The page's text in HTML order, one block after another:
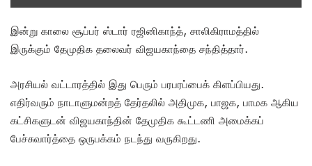
இன்று காலை சூப்பர் ஸ்டார் ரஜினிகாந்த், சாலிகிராமத்தில்
இருக்கும் தேமுதிக தலைவர் விஜயகாந்தை சந்தித்தார்.
அரசியல் வட்டாரத்தில் இது பெரும் பரபரப்பைக் கிளப்பியது.
எதிர்வரும் நாடாளுமன்றத் தேர்தலில் அதிமுக, பாஜக, பாமக ஆகிய
கட்சிகளுடன் விஜயகாந்தின் தேமுதிக கூட்டணி அமைக்கப்
பேச்சுவார்த்தை ஒருபக்கம் நடந்து வருகிறது.